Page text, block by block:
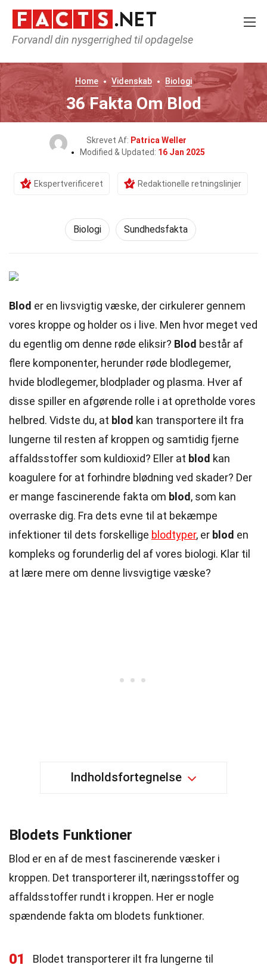
Forvandl din nysgerrighed til opdagelse
Home Videnskab Biologi
36 Fakta Om Blod
Skrevet Af: Patrica Weller
Modified & Updated: 16 Jan 2025
Ekspertverificeret Redaktionelle retningslinjer
Biologi Sundhedsfakta
Blod er en livsvigtig væske, der cirkulerer gennem
vores kroppe og holder os i live. Men hvor meget ved
du egentlig om denne røde eliksir? Blod består af
flere komponenter, herunder røde blodlegemer,
hvide blodlegemer, blodplader og plasma. Hver af
disse spiller en afgørende rolle i at opretholde vores
helbred. Vidste du, at blod kan transportere ilt fra
lungerne til resten af kroppen og samtidig fjerne
affaldsstoffer som kuldioxid? Eller at blod kan
koagulere for at forhindre blødning ved skader? Der
er mange fascinerende fakta om blod , som kan
overraske dig. Fra dets evne til at bekæmpe
infektioner til dets forskellige blodtyper, er blod en
kompleks og forunderlig del af vores biologi. Klar til
at lære mere om denne livsvigtige væske?
Indholdsfortegnelse
Blodets Funktioner
Blod er en af de mest fascinerende væsker i
kroppen. Det transporterer ilt, næringsstoffer og
affaldsstoffer rundt i kroppen. Her er nogle
spændende fakta om blodets funktioner.
01
Blodet transporterer ilt fra lungerne til